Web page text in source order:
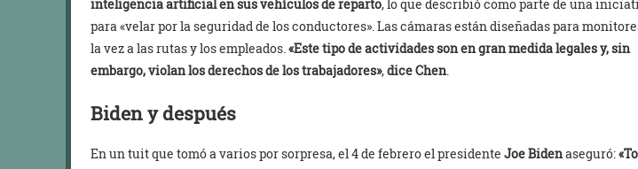
inteligencia artificial en sus vehículos de reparto, lo que describió como parte de una
para «velar por la seguridad de los conductores». Las cámaras están diseñadas para
la vez a las rutas y los empleados.«Este tipo de actividades son en gran medida legales y, sin
embargo, violan los derechos de los trabajadores»,dice Chen.
Biden y después
En un tuit que tomó a varios por sorpresa, el 4 de febrero el presidente Joe Bidenaseguró: